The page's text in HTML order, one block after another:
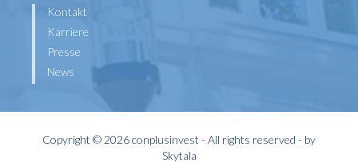
Kontakt
Karriere
Presse
News
Copyright © 2026 conplusinvest - All rights reserved - by
Skytala